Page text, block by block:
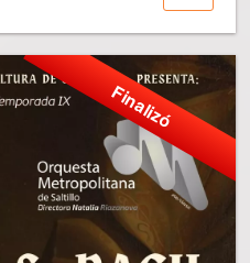
Finalizó